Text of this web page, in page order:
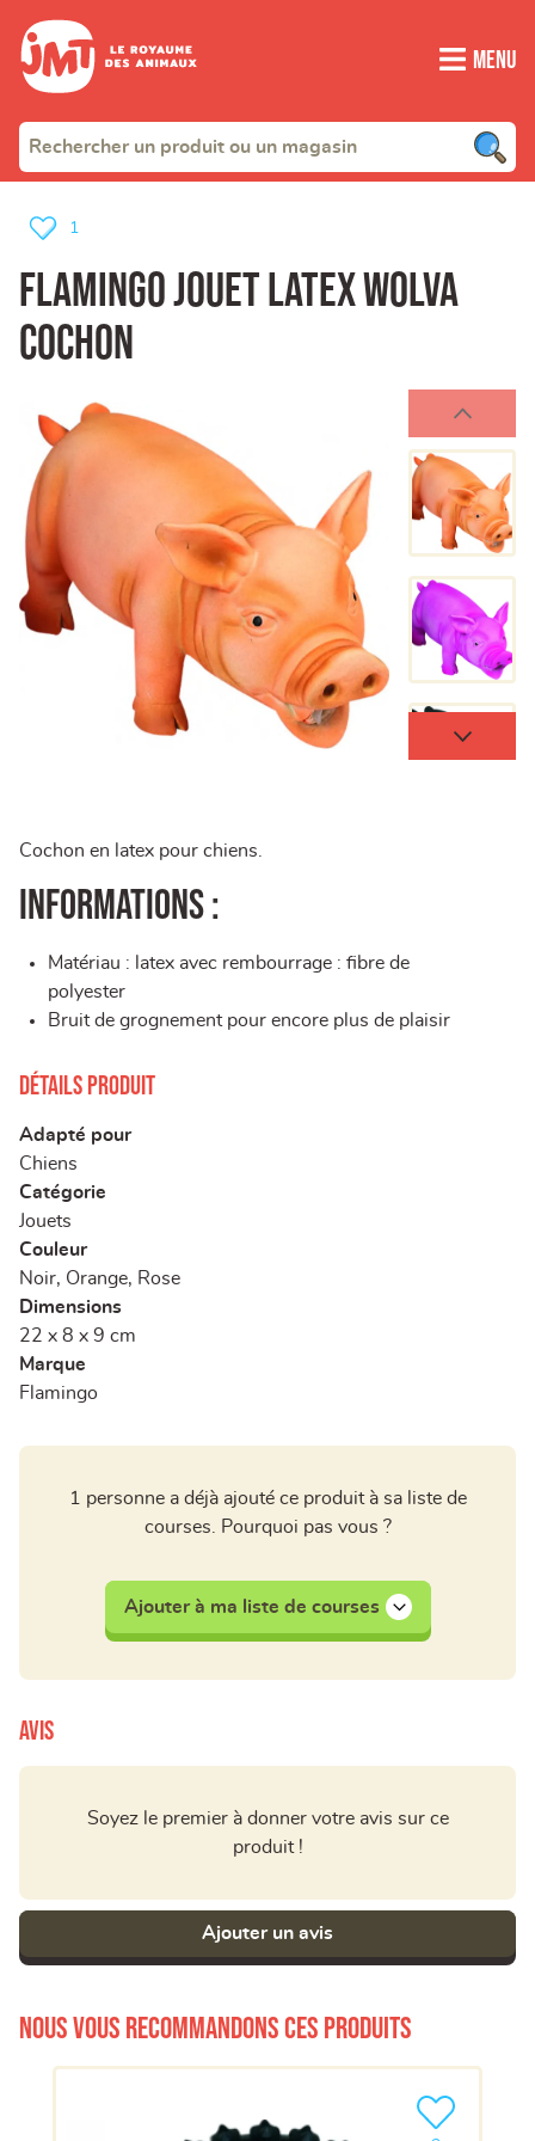
Menu
Flamingo jouet latex wolva
cochon
1
Cochon en latex pour chiens.
Informations :
Matériau : latex avec rembourrage : fibre de
polyester
Bruit de grognement pour encore plus de plaisir
Détails produit
Adapté pour
Chiens
Catégorie
Jouets
Couleur
Noir, Orange, Rose
Dimensions
22 x 8 x 9 cm
Marque
Flamingo
1 personne a déjà ajouté ce produit à sa liste de
courses. Pourquoi pas vous ?
Ajouter à ma liste de courses
Avis
Soyez le premier à donner votre avis sur ce
produit !
Ajouter un avis
Nous vous recommandons ces produits
Ajouter le